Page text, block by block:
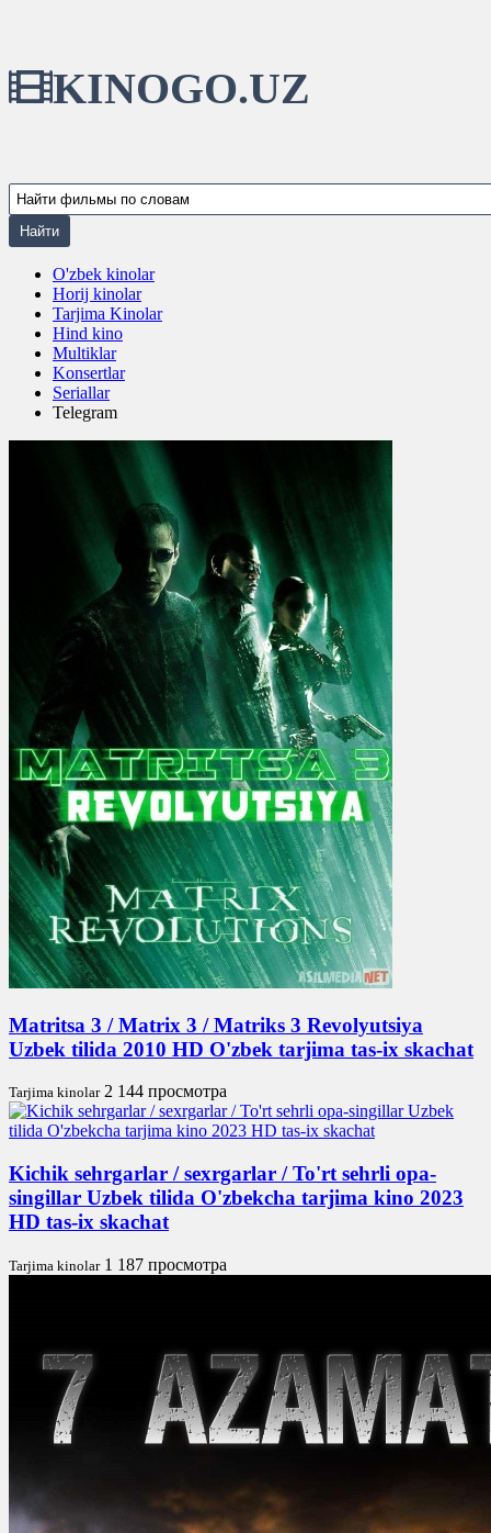
KINOGO.UZ
O'zbek kinolar
Horij kinolar
Tarjima Kinolar
Hind kino
Multiklar
Konsertlar
Seriallar
Telegram
Matritsa 3 / Matrix 3 / Matriks 3 Revolyutsiya
Uzbek tilida 2010 HD O'zbek tarjima tas-ix skachat
Tarjima kinolar 2 144 просмотра
Kichik sehrgarlar / sexrgarlar / To'rt sehrli opa-
singillar Uzbek tilida O'zbekcha tarjima kino 2023
HD tas-ix skachat
Tarjima kinolar 1 187 просмотра